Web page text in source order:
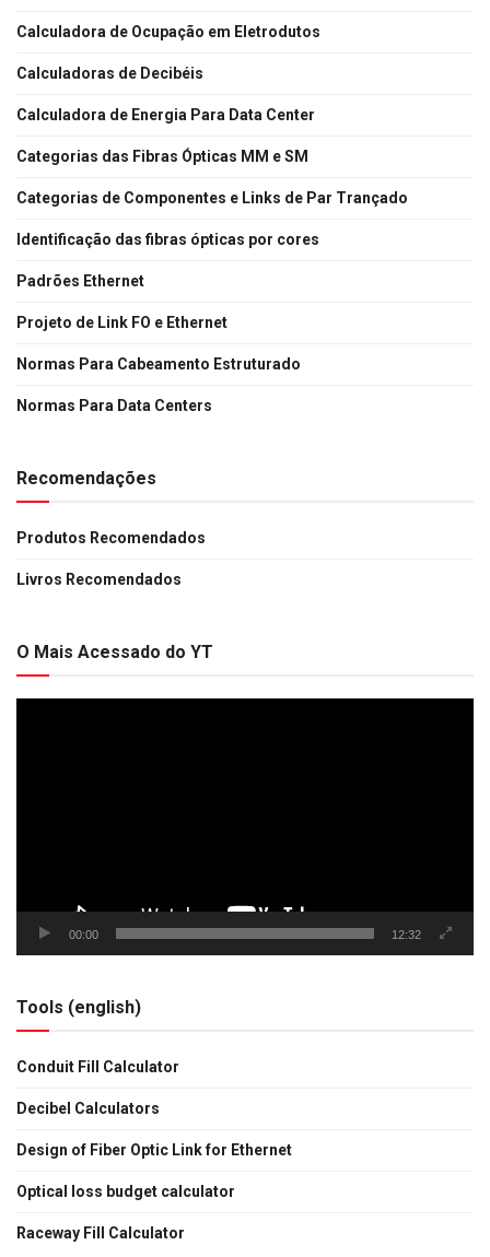
Calculadora de Ocupação em Eletrodutos
Calculadoras de Decibéis
Calculadora de Energia Para Data Center
Categorias das Fibras Ópticas MM e SM
Categorias de Componentes e Links de Par Trançado
Identificação das fibras ópticas por cores
Padrões Ethernet
Projeto de Link FO e Ethernet
Normas Para Cabeamento Estruturado
Normas Para Data Centers
Recomendações
Produtos Recomendados
Livros Recomendados
O Mais Acessado do YT
00:00 12:32
Tools (english)
Conduit Fill Calculator
Decibel Calculators
Design of Fiber Optic Link for Ethernet
Optical loss budget calculator
Raceway Fill Calculator